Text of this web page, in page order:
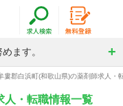
ます。
婁郡白浜町(和歌山県)の薬剤師求人・
人・転職情報一覧